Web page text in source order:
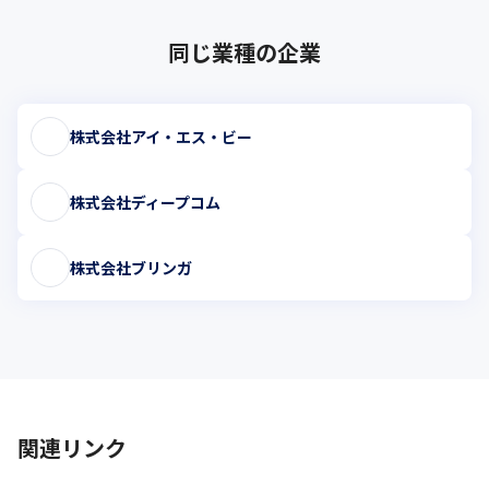
同じ業種の企業
株式会社アイ・エス・ビー
株式会社ディープコム
株式会社ブリンガ
関連リンク